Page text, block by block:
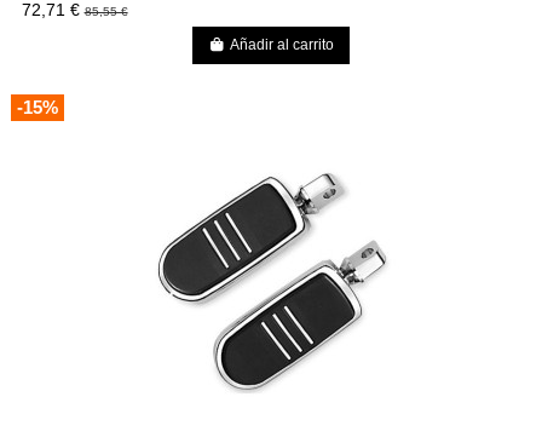
72,71 €85,55 €
Añadir al carrito
-15%